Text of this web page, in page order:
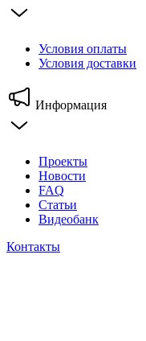
Условия оплаты
Условия доставки
Информация
Проекты
Новости
FAQ
Статьи
Видеобанк
Контакты